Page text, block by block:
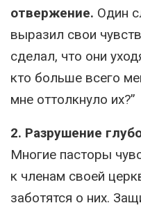
отвержение. Один
выразил свои
сделал, что они
кто больше всего
мне оттолкнуло их?”
2. Разрушение
Многие пасторы
к членам своей
заботятся о них.